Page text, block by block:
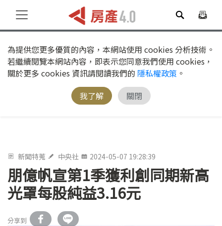
為提供您更多優質的內容，本網站使用 cookies 分析技術。
若繼續閱覽本網站內容，即表示您同意我們使用 cookies，
關於更多 cookies 資訊請閱讀我們的 隱私權政策 。
我了解
關閉
新聞特蒐 中央社 2024-05-07 19:28:39
朋億帆宣第1季獲利創同期新高
光罩每股純益3.16元
分享到